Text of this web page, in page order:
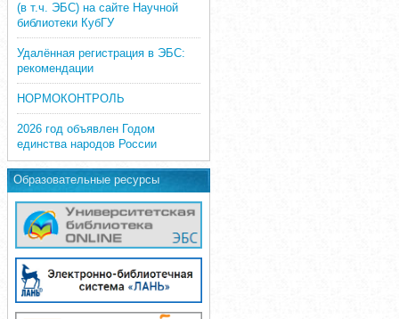
(в т.ч. ЭБС) на сайте Научной
библиотеки КубГУ
Удалённая регистрация в ЭБС:
рекомендации
НОРМОКОНТРОЛЬ
2026 год объявлен Годом
единства народов России
Образовательные ресурсы